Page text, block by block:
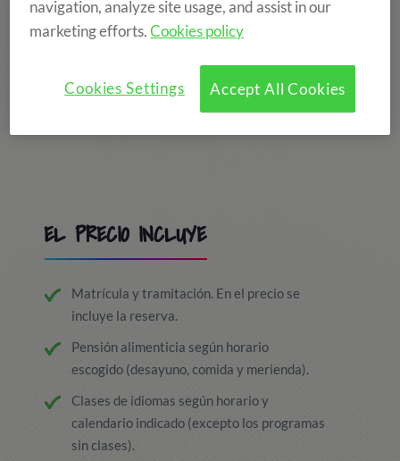
EL PRECIO INCLUYE
Matrícula y tramitación. En el precio se
incluye la reserva.
Pensión alimenticia según horario
escogido (desayuno, comida y merienda).
Clases de idiomas según horario y
calendario indicado (excepto los programas
sin clases).
navigation, analyze site usage, and assist in our
marketing efforts.Cookies policy
Accept All Cookies
Cookies Settings